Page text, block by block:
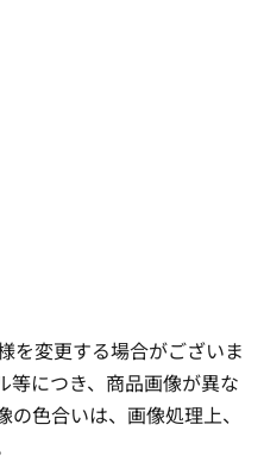
を変更する場合がございま
等につき、商品画像が異な
色合いは、画像処理上、